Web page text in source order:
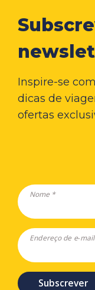
Inspire-se
dicas de
ofertas
Nome *
Endereço de e-
Subscrever